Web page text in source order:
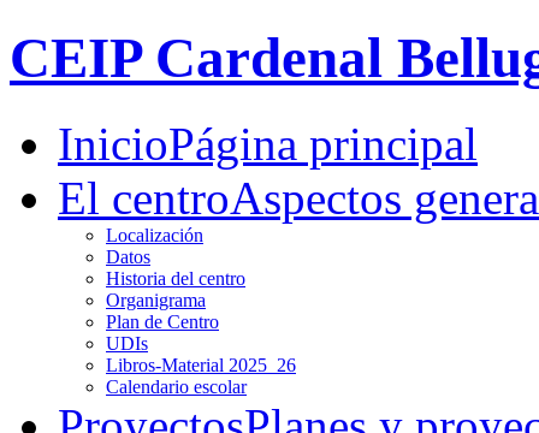
CEIP Cardenal
InicioPágina principal
El centroAspectos
Localización
Datos
Historia del centro
Organigrama
Plan de Centro
UDIs
Libros-Material 2025_26
Calendario escolar